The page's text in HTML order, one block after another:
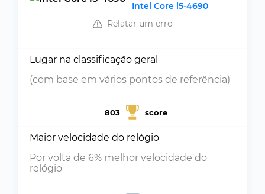
Intel Core i5-4690
Relatar um erro
Lugar na classificação geral
(com base em vários pontos de referência)
803 score
Maior velocidade do relógio
Por volta de 6% melhor velocidade do
relógio